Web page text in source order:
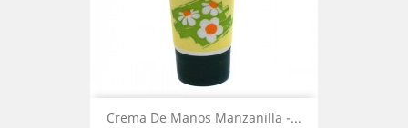
Crema De Manos Manzanilla -...